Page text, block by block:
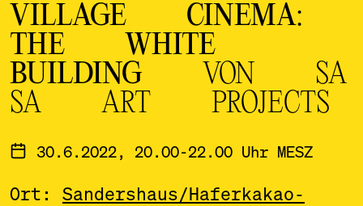
VILLAGE CINEMA:
THE WHITE
BUILDING VON SA
SA ART PROJECTS
30.6.2022, 20.00-22.00 Uhr MESZ
Ort: Sandershaus/Haferkakao­